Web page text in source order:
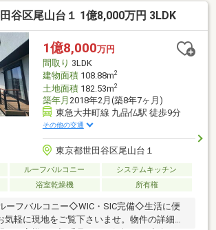
谷区尾山台１ 1億8,000万円 3LDK
1億8,000万円
間取り 3LDK
建物面積108.88m2
土地面積182.53m2
築年月 2018年2月(築8年7ヶ月)
東急大井町線 九品仏駅 徒歩9分
その他の交通
東京都世田谷区尾山台１
ルーフバルコニー
システムキッチン
浴室乾燥機 所有権
フバルコニー◇WIC・SIC完備◇生活に便
軽に現地をご覧下さいませ。物件の詳細に